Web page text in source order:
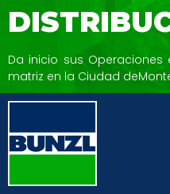
Da inicio sus Operaciones
matriz en la Ciudad de